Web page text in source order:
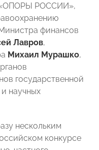
«ОПОРЫ РОССИИ»,
финансов
Лавров,
Михаил Мурашко,
государственной
научных
нескольким
конкурсе